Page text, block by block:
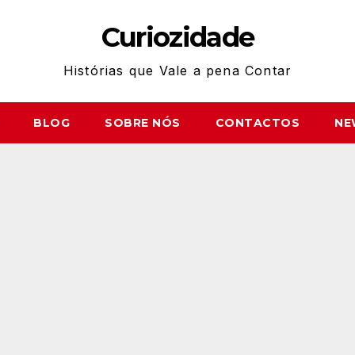
Curiozidade
Histórias que Vale a pena Contar
BLOG SOBRE NÓS CONTACTOS